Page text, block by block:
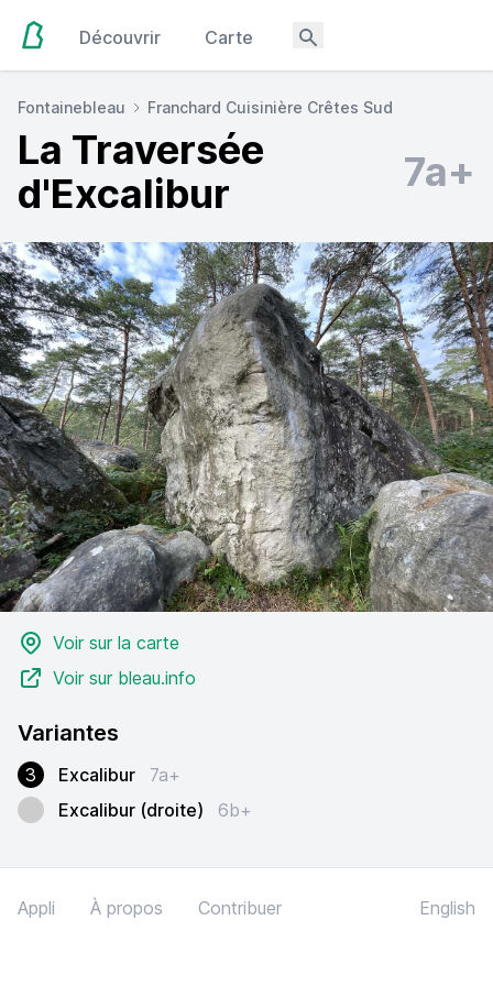
Découvrir Carte
Fontainebleau Franchard Cuisinière Crêtes Sud
La Traversée
d'Excalibur
7a+
Voir sur la carte
Voir sur bleau.info
Variantes
3 Excalibur
7a+
Excalibur (droite)
6b+
Appli À propos Contribuer English